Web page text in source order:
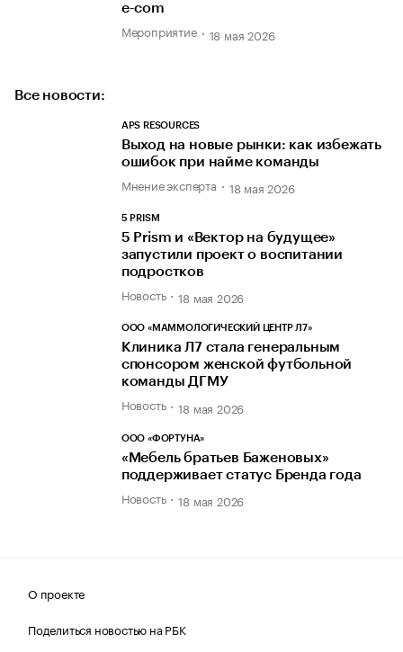
e-com
Мероприятие 18 мая 2026
Все новости:
APS RESOURCES
Выход на новые рынки: как избежать
ошибок при найме команды
Мнение эксперта 18 мая 2026
5 PRISM
5 Prism и «Вектор на будущее»
запустили проект о воспитании
подростков
Новость 18 мая 2026
ООО «МАММОЛОГИЧЕСКИЙ ЦЕНТР Л7»
Клиника Л7 стала генеральным
спонсором женской футбольной
команды ДГМУ
Новость 18 мая 2026
ООО «ФОРТУНА»
«Мебель братьев Баженовых»
поддерживает статус Бренда года
Новость 18 мая 2026
О проекте
Поделиться новостью на РБК